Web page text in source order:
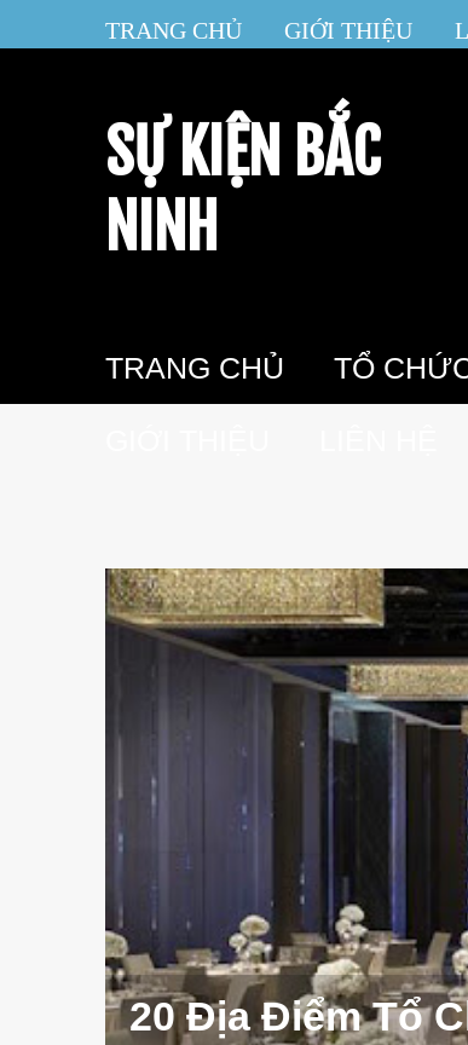
TRANG CHỦ GIỚI THIỆU
SỰ KIỆN BẮC
NINH
TRANG CHỦ TỔ
20 Địa Điểm Tổ